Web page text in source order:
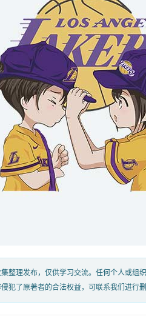
整理发布，仅供学习交流。任何个人或组
犯了原著者的合法权益，可联系我们进行